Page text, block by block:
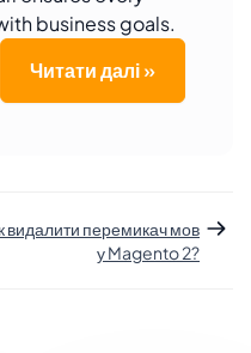
business goals.
Читати далі »
видалити перемикач мов
у Magento 2?